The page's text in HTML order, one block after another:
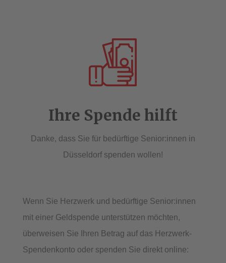
Ihre Spende hilft
Danke, dass Sie für bedürftige Senior:innen in
Düsseldorf spenden wollen!
Wenn Sie Herzwerk und bedürftige Senior:innen
mit einer Geldspende unterstützen möchten,
überweisen Sie Ihren Betrag auf das Herzwerk-
Spendenkonto oder spenden Sie direkt online: